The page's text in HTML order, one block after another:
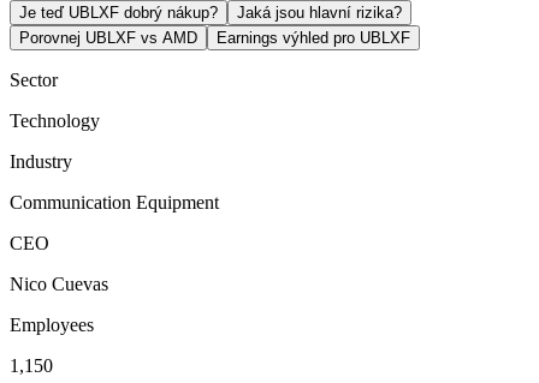
Je teď UBLXF dobrý nákup?
Jaká jsou hlavní rizika?
Porovnej UBLXF vs AMD
Earnings výhled pro UBLXF
Sector
Technology
Industry
Communication Equipment
CEO
Nico Cuevas
Employees
1,150